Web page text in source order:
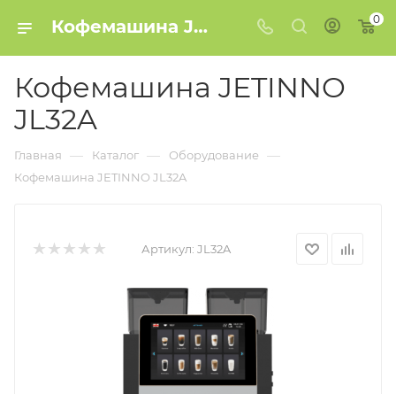
Кофемашина JETINNO JL32A купить в Минске 0
Кофемашина JETINNO
JL32A
Главная — Каталог — Оборудование —
Кофемашина JETINNO JL32A
Артикул: JL32A